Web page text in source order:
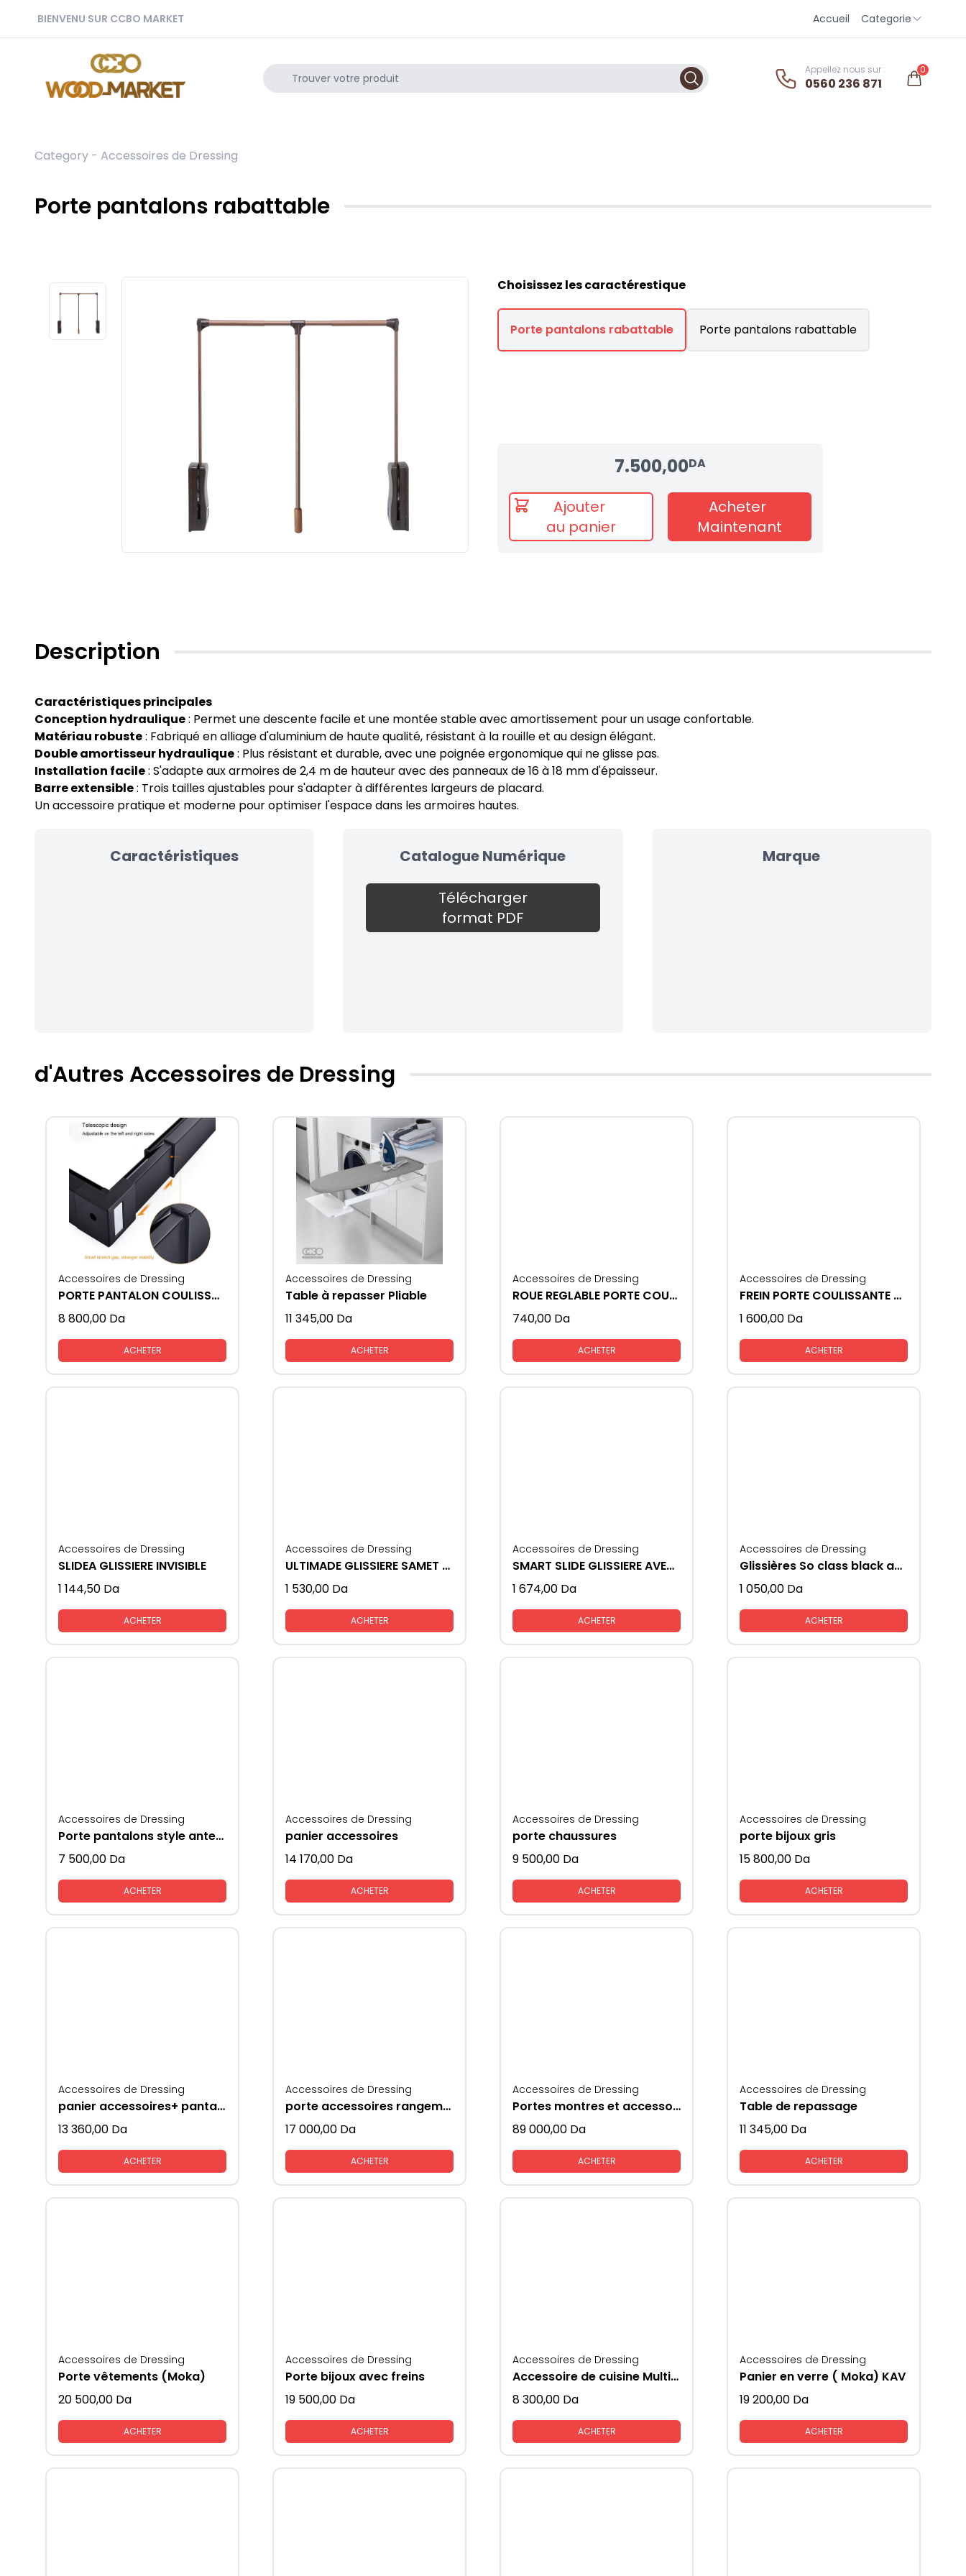
BIENVENU SUR CCBO MARKET Accueil Categorie
Appellez nous sur :
0560 236 871
0
Category - Accessoires de Dressing
Porte pantalons rabattable
Choisissez les caractérestique
Porte pantalons rabattable Porte pantalons rabattable
7.500,00DA
Ajouter
au panier
Acheter
Maintenant
Description
Caractéristiques principales
Conception hydraulique: Permet une descente facile et une montée stable avec amortissement pour un usage confortable.
Matériau robuste: Fabriqué en alliage d'aluminium de haute qualité, résistant à la rouille et au design élégant.
Double amortisseur hydraulique: Plus résistant et durable, avec une poignée ergonomique qui ne glisse pas.
Installation facile: S'adapte aux armoires de 2,4 m de hauteur avec des panneaux de 16 à 18 mm d'épaisseur.
Barre extensible: Trois tailles ajustables pour s'adapter à différentes largeurs de placard.
Un accessoire pratique et moderne pour optimiser l'espace dans les armoires hautes.
Caractéristiques Catalogue Numérique
Télécharger
format PDF
Marque
d'Autres Accessoires de Dressing
Accessoires de Dressing
PORTE PANTALON COULISSANT
8 800,00 Da
ACHETER
Accessoires de Dressing
Table à repasser Pliable
11 345,00 Da
ACHETER
Accessoires de Dressing
ROUE REGLABLE PORTE COULISSANTE SMT 75
740,00 Da
ACHETER
Accessoires de Dressing
FREIN PORTE COULISSANTE SMT 75
1 600,00 Da
ACHETER
Accessoires de Dressing
SLIDEA GLISSIERE INVISIBLE
1 144,50 Da
ACHETER
Accessoires de Dressing
ULTIMADE GLISSIERE SAMET AVEC FREIN
1 530,00 Da
ACHETER
Accessoires de Dressing
SMART SLIDE GLISSIERE AVEC FREIN
1 674,00 Da
ACHETER
Accessoires de Dressing
Glissières So class black avec piston
1 050,00 Da
ACHETER
Accessoires de Dressing
Porte pantalons style antenne 1 seul coté
7 500,00 Da
ACHETER
Accessoires de Dressing
panier accessoires
14 170,00 Da
ACHETER
Accessoires de Dressing
porte chaussures
9 500,00 Da
ACHETER
Accessoires de Dressing
porte bijoux gris
15 800,00 Da
ACHETER
Accessoires de Dressing
panier accessoires+ pantalons gris
13 360,00 Da
ACHETER
Accessoires de Dressing
porte accessoires rangements gris + orange
17 000,00 Da
ACHETER
Accessoires de Dressing
Portes montres et accessoires
89 000,00 Da
ACHETER
Accessoires de Dressing
Table de repassage
11 345,00 Da
ACHETER
Accessoires de Dressing
Porte vêtements (Moka)
20 500,00 Da
ACHETER
Accessoires de Dressing
Porte bijoux avec freins
19 500,00 Da
ACHETER
Accessoires de Dressing
Accessoire de cuisine Multifonctions
8 300,00 Da
ACHETER
Accessoires de Dressing
Panier en verre ( Moka) KAV
19 200,00 Da
ACHETER